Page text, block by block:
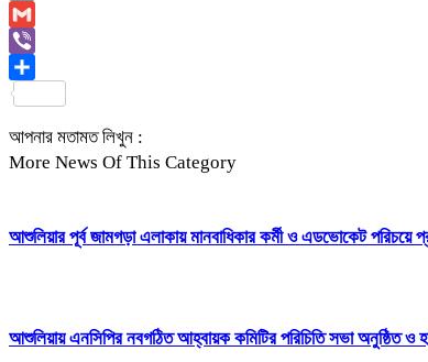
Copy
Link
Gmail
Viber
আপনার মতামত লিখুন :
More News Of This Category
আশুলিয়ার পূর্ব জামগড়া এলাকায় মানবাধিকার কর্মী ও এডভোকেট পরিচয়ে
আশুলিয়ায় এনসিপির নবগঠিত আহ্বায়ক কমিটির পরিচিতি সভা অনুষ্ঠিত ও